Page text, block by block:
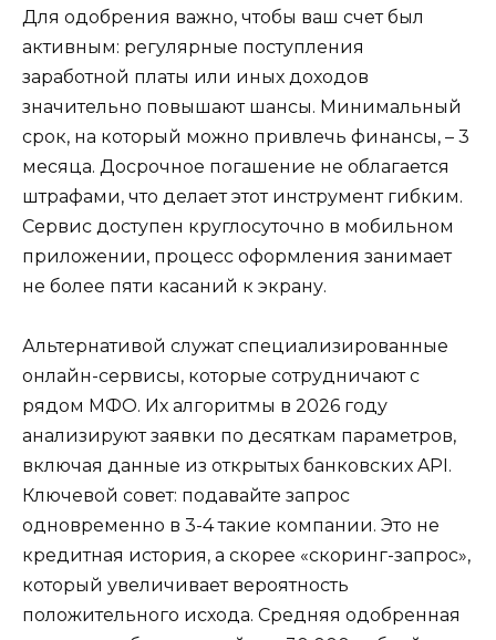
Для одобрения важно, чтобы ваш счет был
активным: регулярные поступления
заработной платы или иных доходов
значительно повышают шансы. Минимальный
срок, на который можно привлечь финансы, – 3
месяца. Досрочное погашение не облагается
штрафами, что делает этот инструмент гибким.
Сервис доступен круглосуточно в мобильном
приложении, процесс оформления занимает
не более пяти касаний к экрану.
Альтернативой служат специализированные
онлайн-сервисы, которые сотрудничают с
рядом МФО. Их алгоритмы в 2026 году
анализируют заявки по десяткам параметров,
включая данные из открытых банковских API.
Ключевой совет: подавайте запрос
одновременно в 3-4 такие компании. Это не
кредитная история, а скорее «скоринг-запрос»,
который увеличивает вероятность
положительного исхода. Средняя одобренная